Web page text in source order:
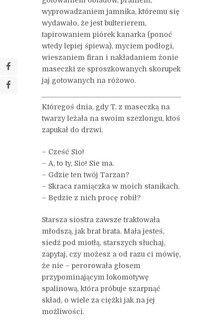
wyprowadzaniem jamnika, któremu się
wydawało, że jest bulterierem,
tapirowaniem piórek kanarka (ponoć
wtedy lepiej śpiewa), myciem podłogi,
wieszaniem firan i nakładaniem żonie
maseczki ze sproszkowanych skorupek
jaj gotowanych na różowo.
Któregoś dnia, gdy T. z maseczką na
twarzy leżała na swoim szezlongu, ktoś
zapukał do drzwi.
– Cześć Sio!
– A, to ty, Sio! Sie ma.
– Gdzie ten twój Tarzan?
– Skraca ramiączka w moich stanikach.
– Będzie z nich procę robił?
Starsza siostra zawsze traktowała
młodszą, jak brat brata. Mała jesteś,
siedź pod miotłą, starszych słuchaj,
zapytaj, czy możesz a od razu ci mówię,
że nie – perorowała głosem
przypominającym lokomotywę
spalinową, która próbuje szarpnąć
skład, o wiele za ciężki jak na jej
możliwości.